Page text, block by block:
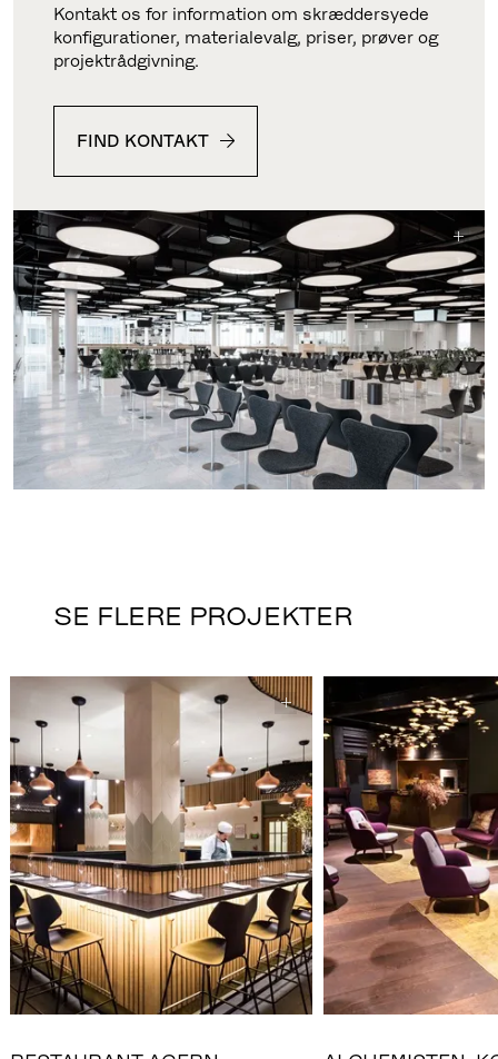
Kontakt os for information om skræddersyede
konfigurationer, materialevalg, priser, prøver og
projektrådgivning.
FIND KONTAKT
SE FLERE PROJEKTER